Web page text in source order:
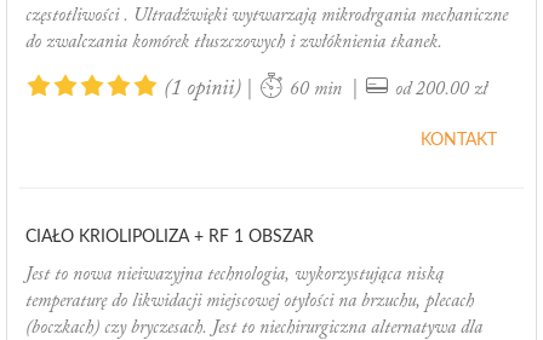
częstotliwości . Ultradźwięki wytwarzają mikrodrgania mechaniczne
do zwalczania komórek tłuszczowych i zwłóknienia tkanek.
(1 opinii) 60 min od 200.00 zł
KONTAKT
CIAŁO KRIOLIPOLIZA + RF 1 OBSZAR
Jest to nowa nieiwazyjna technologia, wykorzystująca niską
temperaturę do likwidacji miejscowej otyłości na brzuchu, plecach
(boczkach) czy bryczesach. Jest to niechirurgiczna alternatywa dla